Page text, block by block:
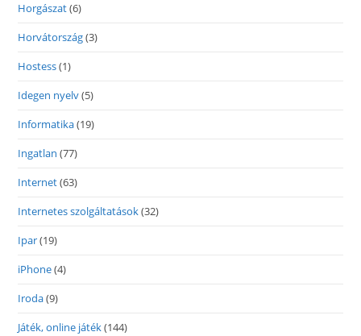
Horgászat(6)
Horvátország(3)
Hostess(1)
Idegen nyelv(5)
Informatika(19)
Ingatlan (77)
Internet(63)
Internetes szolgáltatások(32)
Ipar(19)
iPhone(4)
Iroda(9)
Játék, online játék(144)